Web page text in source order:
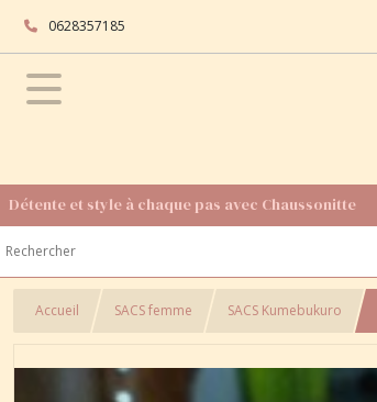
0628357185
Détente et style à chaque pas avec Chaussonitte
Accueil SACS femme SACS Kumebukuro